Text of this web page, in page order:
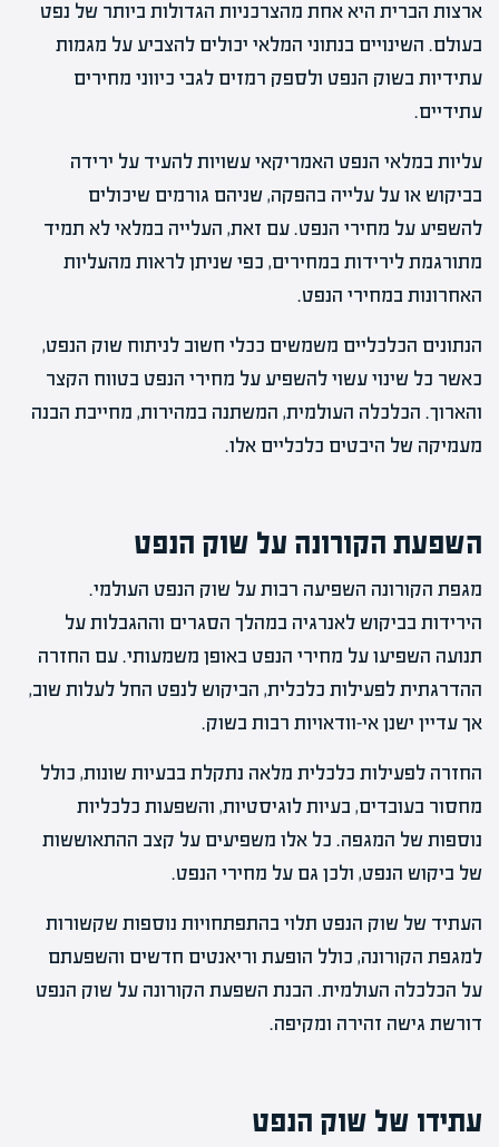
ארצות הברית היא אחת מהצרכניות הגדולות ביותר של נפט
בעולם. השינויים בנתוני המלאי יכולים להצביע על מגמות
עתידיות בשוק הנפט ולספק רמזים לגבי כיווני מחירים
עתידיים.
עליות במלאי הנפט האמריקאי עשויות להעיד על ירידה
בביקוש או על עלייה בהפקה, שניהם גורמים שיכולים
להשפיע על מחירי הנפט. עם זאת, העלייה במלאי לא תמיד
מתורגמת לירידות במחירים, כפי שניתן לראות מהעליות
האחרונות במחירי הנפט.
הנתונים הכלכליים משמשים ככלי חשוב לניתוח שוק הנפט,
כאשר כל שינוי עשוי להשפיע על מחירי הנפט בטווח הקצר
והארוך. הכלכלה העולמית, המשתנה במהירות, מחייבת הבנה
מעמיקה של היבטים כלכליים אלו.
השפעת הקורונה על שוק הנפט
מגפת הקורונה השפיעה רבות על שוק הנפט העולמי.
הירידות בביקוש לאנרגיה במהלך הסגרים וההגבלות על
תנועה השפיעו על מחירי הנפט באופן משמעותי. עם החזרה
ההדרגתית לפעילות כלכלית, הביקוש לנפט החל לעלות שוב,
אך עדיין ישנן אי-וודאויות רבות בשוק.
החזרה לפעילות כלכלית מלאה נתקלת בבעיות שונות, כולל
מחסור בעובדים, בעיות לוגיסטיות, והשפעות כלכליות
נוספות של המגפה. כל אלו משפיעים על קצב ההתאוששות
של ביקוש הנפט, ולכן גם על מחירי הנפט.
העתיד של שוק הנפט תלוי בהתפתחויות נוספות שקשורות
למגפת הקורונה, כולל הופעת וריאנטים חדשים והשפעתם
על הכלכלה העולמית. הבנת השפעת הקורונה על שוק הנפט
דורשת גישה זהירה ומקיפה.
עתידו של שוק הנפט